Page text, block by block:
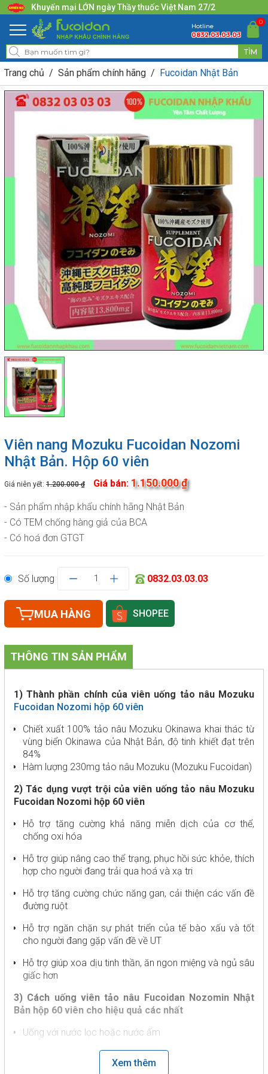
Khuyến mại LỚN ngày Thầy thuốc Việt Nam 27/2
0
Hotline
0832.03.03.03
Trang chủ Sản phẩm chính hãng Fucoidan Nhật Bản
Viên nang Mozuku Fucoidan Nozomi
Nhật Bản. Hộp 60 viên
Giá niên yết: 1.200.000 ₫ Giá bán: 1.150.000 ₫
- Sản phẩm nhập khẩu chính hãng Nhật Bản
- Có TEM chống hàng giả của BCA
- Có hoá đơn GTGT
Số lượng 1 0832.03.03.03
MUA HÀNG SHOPEE
THÔNG TIN SẢN PHẨM
1) Thành phần chính của viên uống tảo nâu Mozuku
Fucoidan Nozomi hộp 60 viên
Chiết xuất 100% tảo nâu Mozuku Okinawa khai thác từ
vùng biển Okinawa của Nhật Bản, độ tinh khiết đạt trên
84%
Hàm lượng 230mg tảo nâu Mozuku (Mozuku Fucoidan)
2) Tác dụng vượt trội của viên uống tảo nâu Mozuku
Fucoidan Nozomi hộp 60 viên
Hỗ trợ tăng cường khả năng miễn dịch của cơ thể,
chống oxi hóa
Hỗ trợ giúp nâng cao thể trạng, phục hồi sức khỏe, thích
hợp cho người đang trải qua hoá và xạ tri
Hỗ trợ tăng cường chức năng gan, cải thiện các vấn đề
đường ruột
Hỗ trợ ngăn chặn sự phát triển của tế bào xấu và tốt
cho người đang gặp vấn đề về UT
Hỗ trợ giúp xoa dịu tinh thần, ăn ngon miệng và ngủ sâu
giấc hơn
3) Cách uống viên tảo nâu Fucoidan Nozomin Nhật
Bản hộp 60 viên cho hiệu quả các nhất
Uống với nước lọc hoặc nước ấm
Liều dự phòng bệnh ung thư, tăng cường sức đề kháng,
tăng cường miễn dịch: 4 viên/ ngày, chia làm 2 lần.
Xem thêm